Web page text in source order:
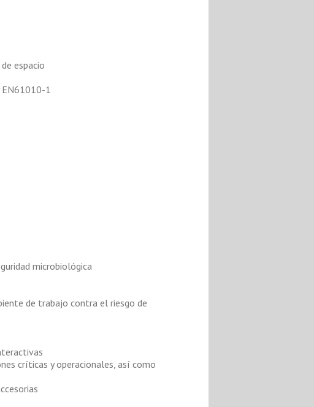
espacio
EN61010-1
microbiológica
de trabajo contra el riesgo de
críticas y operacionales, así como